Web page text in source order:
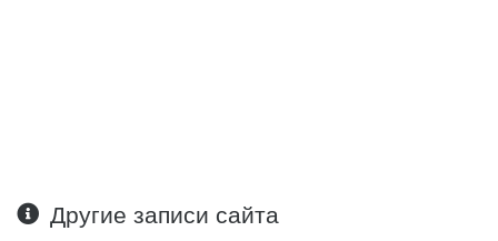
Другие записи сайта